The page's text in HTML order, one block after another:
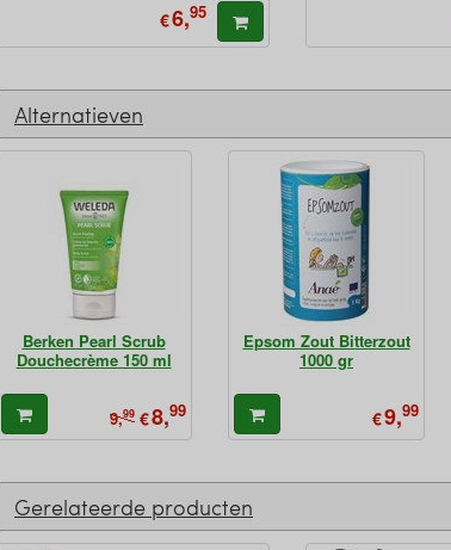
€6,95
Alternatieven
Berken Pearl Scrub
Douchecrème 150 ml
9,99 €8,99
Epsom Zout Bitterzout
1000 gr
€9,99
Gerelateerde producten